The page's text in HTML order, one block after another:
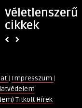
Véletlenszerű
cikkek
órád
maradt,
bejegyzéshez
lehetősége
kikapcsolva
| Impresszum |
Titkolt Hírek